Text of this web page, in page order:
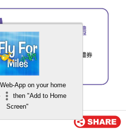
aeoncard.purple
App on your home
then "Add to Home
Screen"